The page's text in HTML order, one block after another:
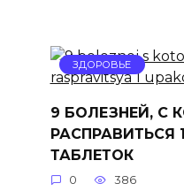
ЗДОРОВЬЕ
9 БОЛЕЗНЕЙ, С
РАСПРАВИТЬСЯ
ТАБЛЕТОК
0 386